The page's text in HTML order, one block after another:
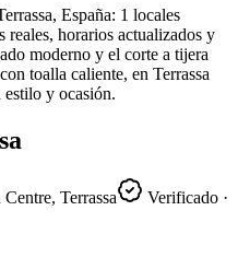
España: 1 locales
horarios actualizados y
moderno y el corte a tijera
toalla caliente, en Terrassa
estilo y ocasión.
Verificado ·